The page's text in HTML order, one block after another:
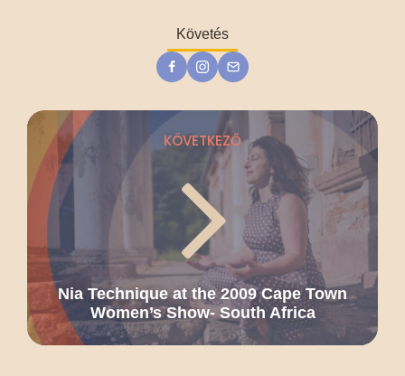
Követés
KÖVETKEZŐ
Nia Technique at the 2009 Cape Town
Women’s Show- South Africa